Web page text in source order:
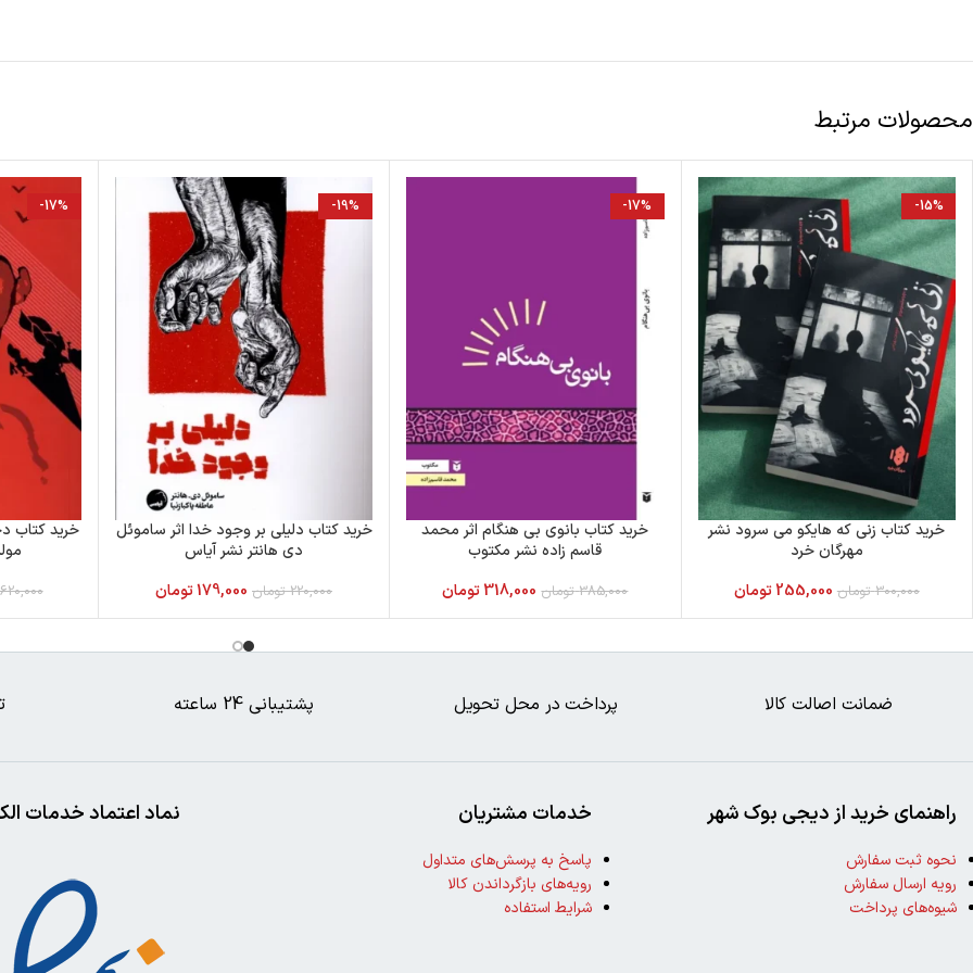
محصولات مرتبط
-15%
خرید کتاب زنی که هایکو می سرود نشر
مهرگان خرد
300,000 تومان 255,000 تومان
-17%
خرید کتاب بانوی بی هنگام اثر محمد
قاسم زاده نشر مکتوب
385,000 تومان 318,000تومان
-19%
خرید کتاب دلیلی بر وجود خدا اثر ساموئل
دی هانتر نشر آیاس
220,000 تومان 179,000تومان
-17%
خرید کتاب
620,000
ضمانت اصالت کالا پرداخت در محل تحویل پشتیبانی 24 ساعته
نماد اعتماد خدمات خدمات مشتریان
پاسخ به پرسش‌های متداول
رویه‌های بازگرداندن کالا
شرایط استفاده
راهنمای خرید از دیجی بوک شهر
نحوه ثبت سفارش
رویه ارسال سفارش
شیوه‌های پرداخت